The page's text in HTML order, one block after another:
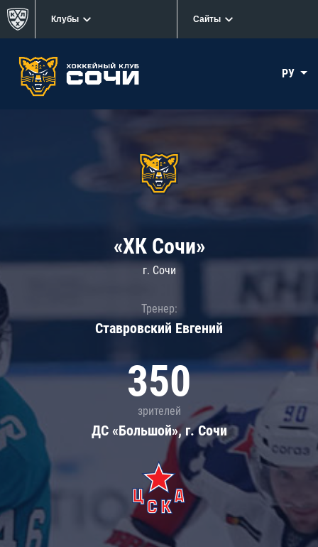
Клубы Сайты
РУ
«ХК Сочи»
г. Сочи
Тренер:
Ставровский Евгений
350
зрителей
ДС «Большой», г. Сочи